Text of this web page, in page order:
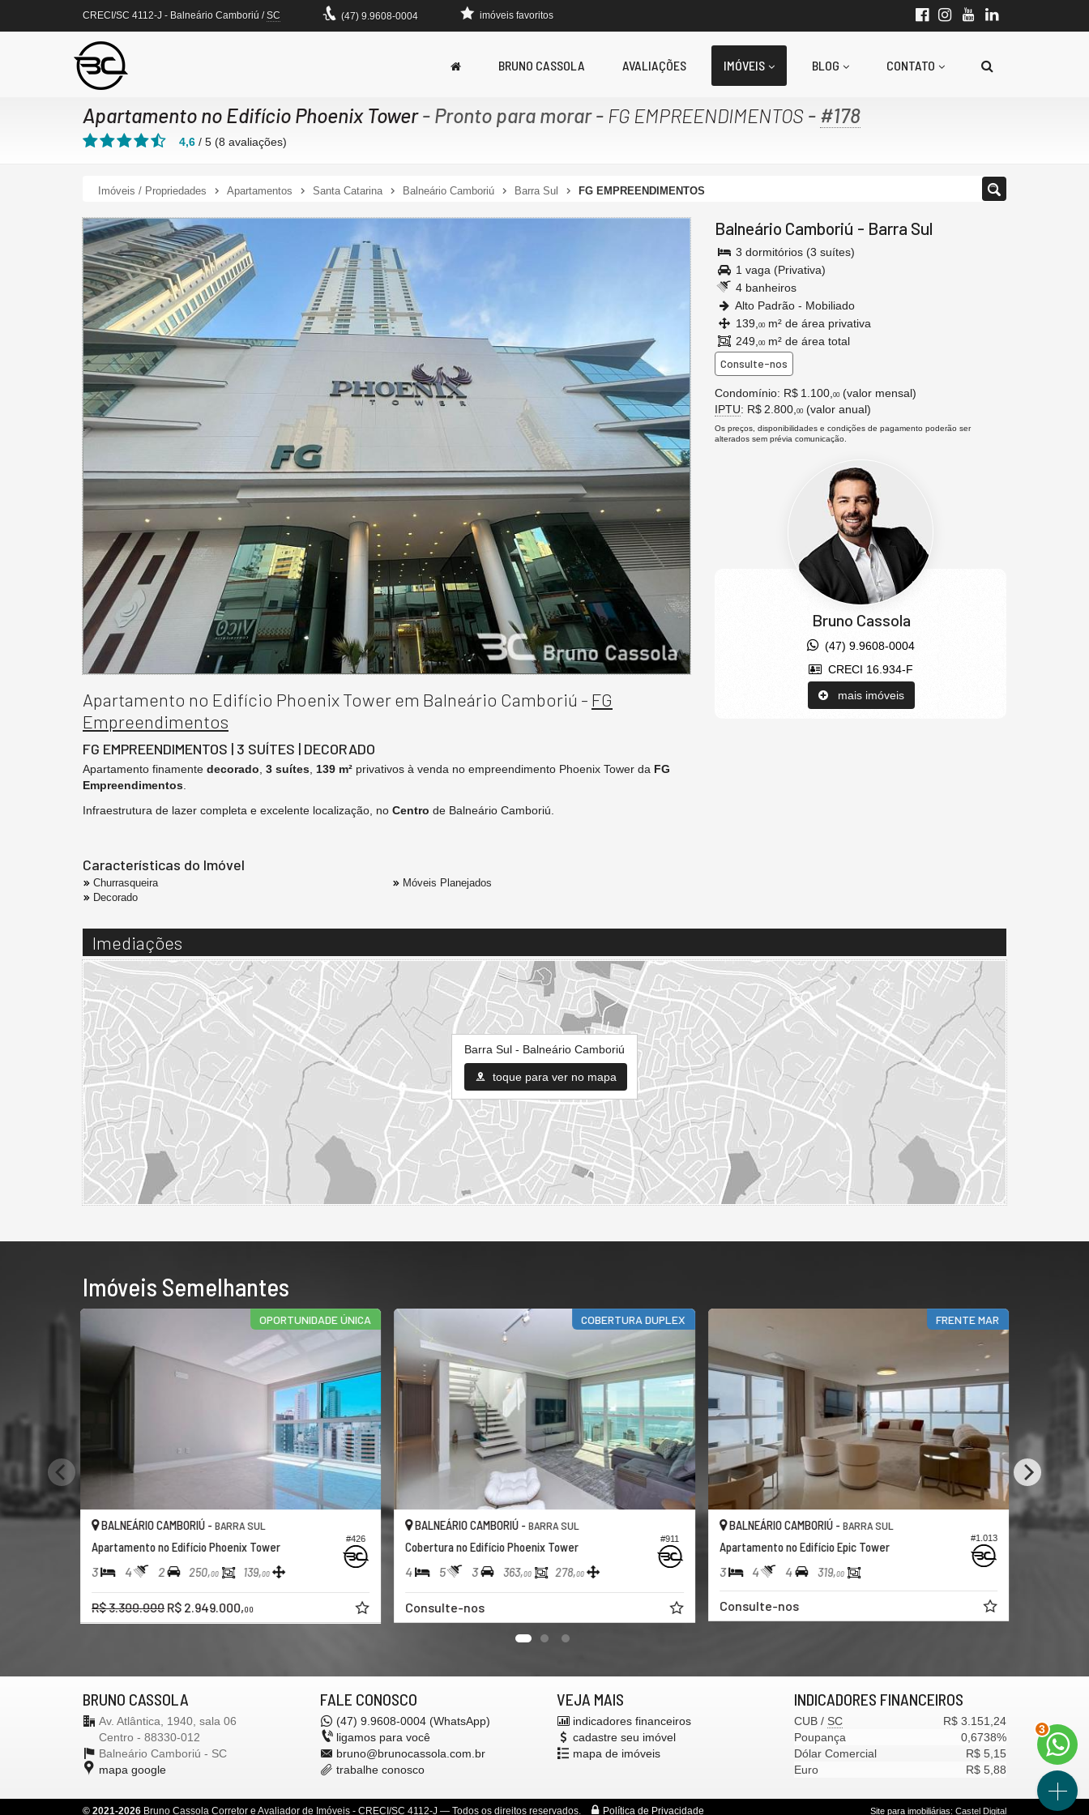
CRECI/SC 4112-J - Balneário Camboriú /SC (47) 9.9608-0004 imóveis favoritos
BRUNO CASSOLA AVALIAÇÕES IMÓVEIS BLOG CONTATO
Apartamento no Edifício Phoenix Tower- Pronto para morar- FG EMPREENDIMENTOS - #178
4,6 / 5 (8 avaliações)
Imóveis / Propriedades Apartamentos Santa Catarina Balneário Camboriú Barra Sul FG EMPREENDIMENTOS
Apartamento no Edifício Phoenix Tower em Balneário Camboriú - FG
Empreendimentos
FG EMPREENDIMENTOS | 3 SUÍTES | DECORADO
Apartamento finamente decorado, 3 suítes, 139 m² privativos à venda no empreendimento Phoenix Tower da FG
Empreendimentos.
Infraestrutura de lazer completa e excelente localização, no Centro de Balneário Camboriú.
Características do Imóvel
Churrasqueira
Decorado
Móveis Planejados
Balneário Camboriú - Barra Sul
3 dormitórios (3 suítes)
1 vaga (Privativa)
4 banheiros
Alto Padrão - Mobiliado
139, 00 m² de área privativa
249, 00 m² de área total
Consulte-nos
Condomínio: R$ 1.100, 00 (valor mensal)
IPTU: R$ 2.800, 00 (valor anual)
Os preços, disponibilidades e condições de pagamento poderão ser
alterados sem prévia comunicação.
Bruno Cassola
(47) 9.9608-0004
CRECI 16.934-F
mais imóveis
Imediações
Barra Sul - Balneário Camboriú
toque para ver no mapa
Imóveis Semelhantes
- BARRA SUL
Phoenix Tower
00
COBERTURA DUPLEX
BALNEÁRIO CAMBORIÚ - BARRA SUL
Cobertura no Edifício Phoenix Tower
4 5 363, 00
Consulte-nos
BALNEÁRIO CAMBORIÚ - BARRA SUL
Apartamento no Edifício Epic Tower
3 4
BALNEÁRIO CAMBORIÚ - BARRA SUL
Apartamento no Edifício One Tower
BRUNO CASSOLA
Av. Atlântica, 1940, sala 06
Centro - 88330-012
Balneário Camboriú - SC
mapa google
FALE CONOSCO
(47) 9.9608-0004 (WhatsApp)
ligamos para você
bruno@brunocassola.com.br
trabalhe conosco
VEJA MAIS
indicadores financeiros
cadastre seu imóvel
mapa de imóveis
INDICADORES FINANCEIROS
CUB / SC
R$ 3.151,24
Poupança
0,6738%
Dólar Comercial
R$ 5,15
Euro
R$ 5,88
© 2021-2026 Bruno Cassola Corretor e Avaliador de Imóveis - CRECI/SC 4112-J — Todos os direitos reservados. Política de Privacidade Site para imobiliárias: Castel Digital
3